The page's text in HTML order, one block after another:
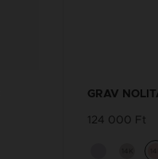
GRAV
124 000 Ft